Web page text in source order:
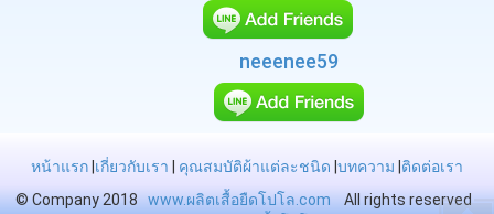
neeenee59
หน้าแรก เกี่ยวกับเรา คุณสมบัติผ้าแต่ละชนิด บทความ ติดต่อเรา
© Company 2018 www.ผลิตเสื้อยืดโปโล.com All rights reserved